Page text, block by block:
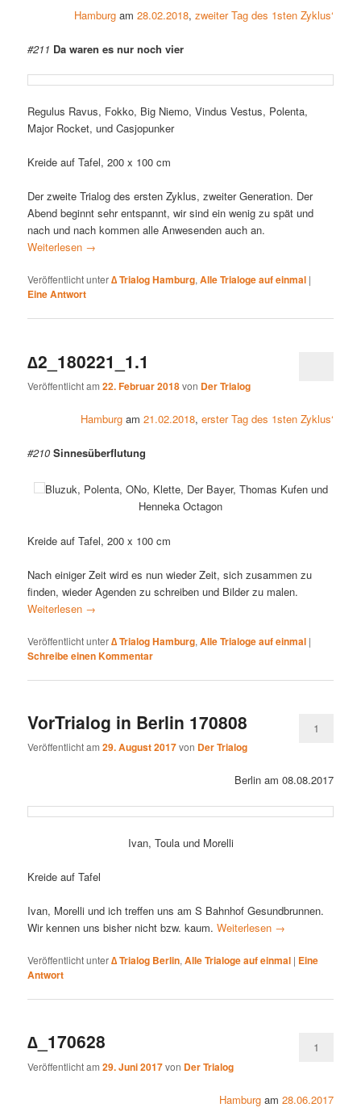
Hamburgam 28.02.2018, zweiter Tag des 1sten Zyklus‘
#211 Da waren es nur noch vier
Regulus Ravus, Fokko, Big Niemo, Vindus Vestus, Polenta,
Major Rocket, und Casjopunker
Kreide auf Tafel, 200 x 100 cm
Der zweite Trialog des ersten Zyklus, zweiter Generation. Der
Abend beginnt sehr entspannt, wir sind ein wenig zu spät und
nach und nach kommen alle Anwesenden auch an.
Weiterlesen →
Veröffentlicht unter∆ Trialog Hamburg,Alle Trialoge auf einmal |
EineAntwort
∆2_180221_1.1
Veröffentlicht am22. Februar 2018von Der Trialog
Hamburgam 21.02.2018, erster Tag des 1sten Zyklus‘
#210 Sinnesüberflutung
Bluzuk, Polenta, ONo, Klette, Der Bayer, Thomas Kufen und
Henneka Octagon
Kreide auf Tafel, 200 x 100 cm
Nach einiger Zeit wird es nun wieder Zeit, sich zusammen zu
finden, wieder Agenden zu schreiben und Bilder zu malen.
Weiterlesen →
Veröffentlicht unter∆ Trialog Hamburg,Alle Trialoge auf einmal |
Schreibe einen Kommentar
VorTrialog in Berlin 170808
Veröffentlicht am29. August 2017von Der Trialog
1
Berlin am 08.08.2017
Ivan, Toula und Morelli
Kreide auf Tafel
Ivan, Morelli und ich treffen uns am S Bahnhof Gesundbrunnen.
Wir kennen uns bisher nicht bzw. kaum.Weiterlesen →
Veröffentlicht unter∆ Trialog Berlin,Alle Trialoge auf einmal | Eine
Antwort
∆_170628
Veröffentlicht am29. Juni 2017von Der Trialog
1
Hamburgam 28.06.2017